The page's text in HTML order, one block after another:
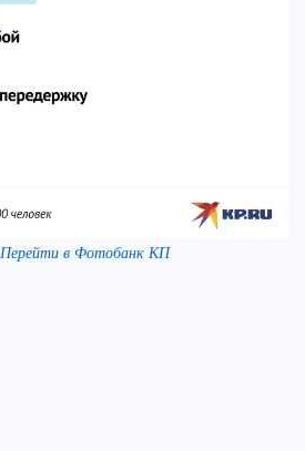
Перейти в Фотобанк КП